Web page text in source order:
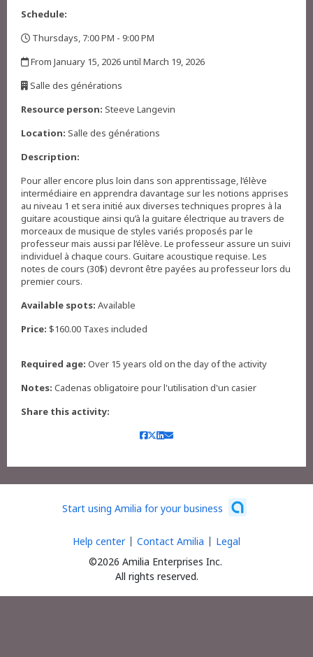
Schedule:
Thursdays, 7:00 PM - 9:00 PM
From January 15, 2026 until March 19, 2026
Salle des générations
Resource person: Steeve Langevin
Location: Salle des générations
Description:
Pour aller encore plus loin dans son apprentissage, l’élève
intermédiaire en apprendra davantage sur les notions apprises
au niveau 1 et sera initié aux diverses techniques propres à la
guitare acoustique ainsi qu’à la guitare électrique au travers de
morceaux de musique de styles variés proposés par le
professeur mais aussi par l’élève. Le professeur assure un suivi
individuel à chaque cours. Guitare acoustique requise. Les
notes de cours (30$) devront être payées au professeur lors du
premier cours.
Available spots: Available
Price: $160.00 Taxes included
Required age: Over 15 years old on the day of the activity
Notes: Cadenas obligatoire pour l'utilisation d'un casier
Share this activity:
Start using Amilia for your business
©2026 Amilia Enterprises Inc.
All rights reserved.
Help center Contact Amilia Legal